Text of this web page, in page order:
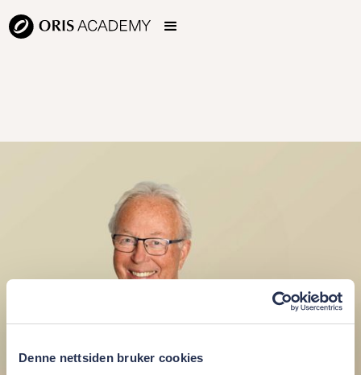
Denne nettsiden bruker cookies